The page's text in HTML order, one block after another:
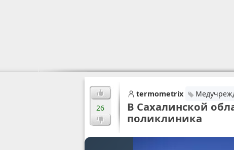
26
termometrix
В Сахалинской
поликлиника